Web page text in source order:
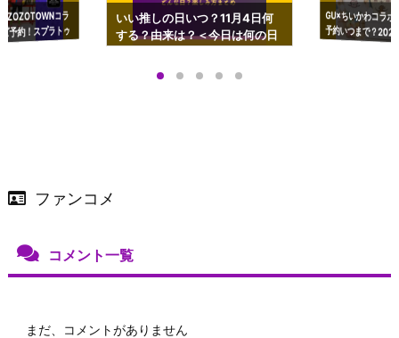
コラ
予約！スプラトゥ
ップも渋谷Hz
いい推しの日いつ？11月4日何
する？由来は？＜今日は何の日
GU×ちいかわコラ
予約いつまで？
ーチやショルダー
ファンコメ
コメント一覧
まだ、コメントがありません